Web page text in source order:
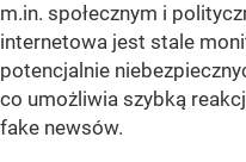
m.in. społecznym i
internetowa jest stale
potencjalnie
co umożliwia szybką
fake newsów.